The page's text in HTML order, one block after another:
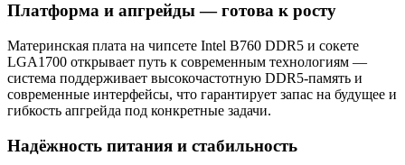
Платформа и апгрейды — готова к росту
Материнская плата на чипсете Intel B760 DDR5 и сокете
LGA1700 открывает путь к современным технологиям —
система поддерживает высокочастотную DDR5-память и
современные интерфейсы, что гарантирует запас на будущее и
гибкость апгрейда под конкретные задачи.
Надёжность питания и стабильность